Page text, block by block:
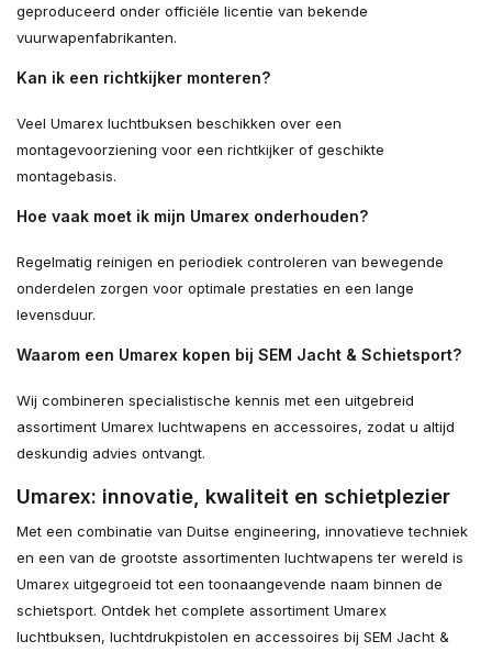
geproduceerd onder officiële licentie van bekende
vuurwapenfabrikanten.
Kan ik een richtkijker monteren?
Veel Umarex luchtbuksen beschikken over een
montagevoorziening voor een richtkijker of geschikte
montagebasis.
Hoe vaak moet ik mijn Umarex onderhouden?
Regelmatig reinigen en periodiek controleren van bewegende
onderdelen zorgen voor optimale prestaties en een lange
levensduur.
Waarom een Umarex kopen bij SEM Jacht & Schietsport?
Wij combineren specialistische kennis met een uitgebreid
assortiment Umarex luchtwapens en accessoires, zodat u altijd
deskundig advies ontvangt.
Umarex: innovatie, kwaliteit en schietplezier
Met een combinatie van Duitse engineering, innovatieve techniek
en een van de grootste assortimenten luchtwapens ter wereld is
Umarex uitgegroeid tot een toonaangevende naam binnen de
schietsport. Ontdek het complete assortiment Umarex
luchtbuksen, luchtdrukpistolen en accessoires bij SEM Jacht &